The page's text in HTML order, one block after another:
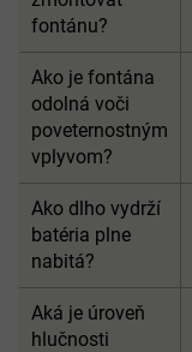
fontánu?
Ako je fontána
odolná voči
poveternostným
vplyvom?
Ako dlho vydrží
batéria plne
nabitá?
Aká je úroveň
hlučnosti